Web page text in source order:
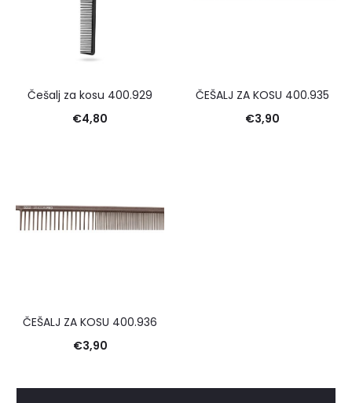
Češalj za kosu 400.929
€4,80
ČEŠALJ ZA KOSU 400.935
€3,90
ČEŠALJ ZA KOSU 400.936
€3,90